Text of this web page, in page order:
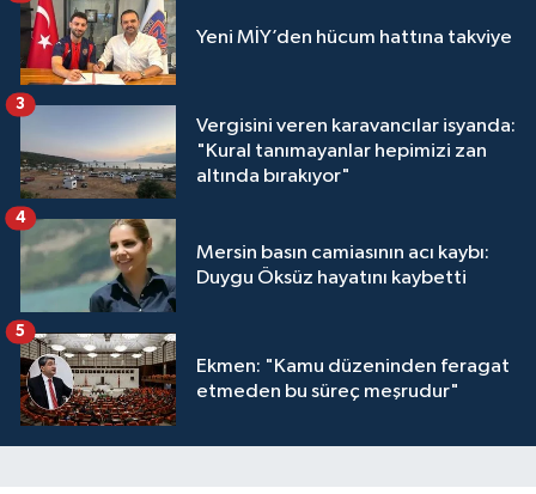
Yeni MİY’den hücum hattına takviye
Vergisini veren karavancılar isyanda:
"Kural tanımayanlar hepimizi zan
altında bırakıyor"
3
Mersin basın camiasının acı kaybı:
Duygu Öksüz hayatını kaybetti
4
Ekmen: "Kamu düzeninden feragat
etmeden bu süreç meşrudur"
5